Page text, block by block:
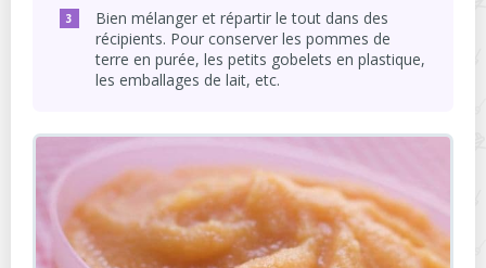
Bien mélanger et répartir le tout dans des
récipients. Pour conserver les pommes de
terre en purée, les petits gobelets en plastique,
les emballages de lait, etc.